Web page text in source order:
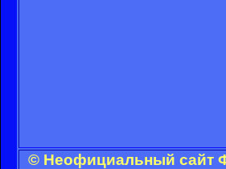
© Неофициальный сайт